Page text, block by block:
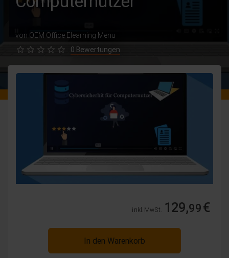
von OEM Office Elearning Menu
0 Bewertungen
inkl. MwSt. 129,99€
In den Warenkorb